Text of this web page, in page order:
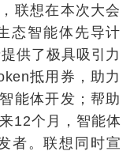
联想在本次大会
态智能体先导计
供了极具吸引力
抵用券，助力
能体开发；帮助
12个月，智能体
者。联想同时宣